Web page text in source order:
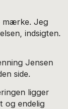
mærke. Jeg
indsigten.
Jensen
side.
ligger
og endelig